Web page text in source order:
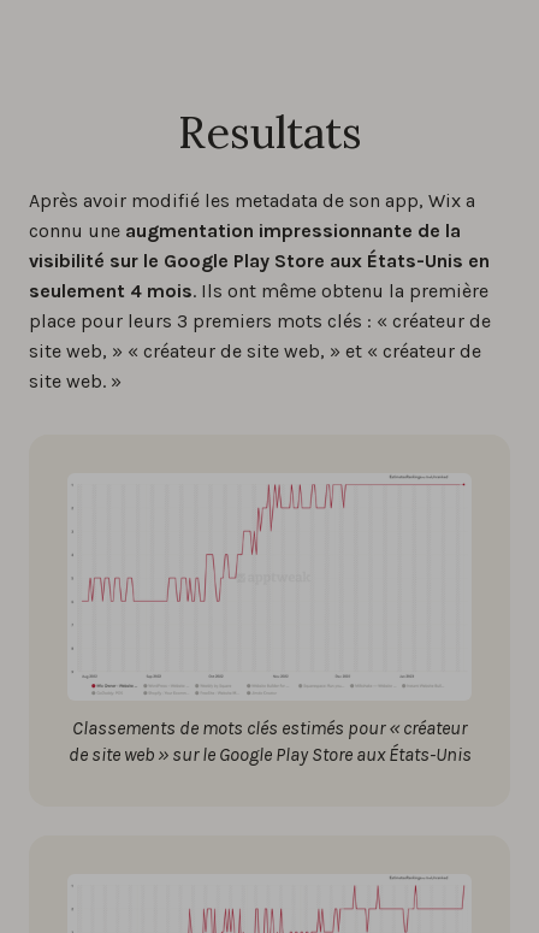
Resultats
Après avoir modifié les metadata de son app, Wix a
connu une augmentation impressionnante de la
visibilité sur le Google Play Store aux États-Unis en
seulement 4 mois. Ils ont même obtenu la première
place pour leurs 3 premiers mots clés : « créateur de
site web, » « créateur de site web, » et « créateur de
site web. »
Classements de mots clés estimés pour « créateur
de site web » sur le Google Play Store aux États-Unis